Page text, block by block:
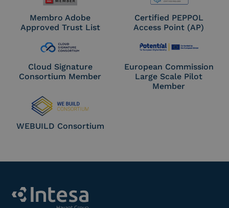
Membro Adobe
Approved Trust List
Certified PEPPOL
Access Point (AP)
Cloud Signature
Consortium Member
European Commission
Large Scale Pilot
Member
WEBUILD Consortium